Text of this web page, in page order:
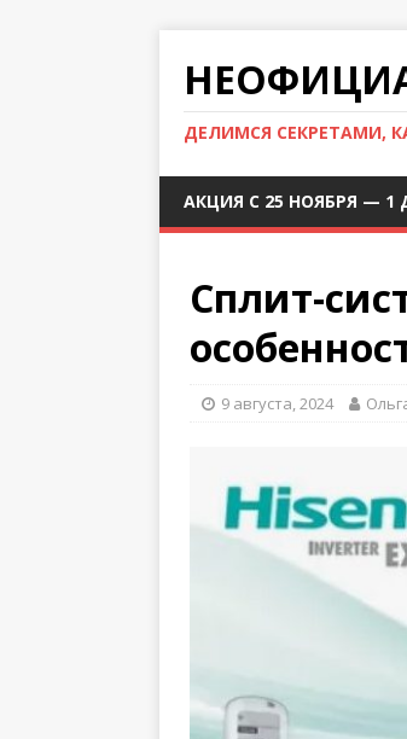
ДЕЛИМСЯ СЕКРЕТАМИ,
АКЦИЯ С 25 НОЯБРЯ — 1
Сплит-
9 августа, 2024